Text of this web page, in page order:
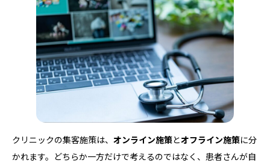
クリニックの集客施策は、 オンライン施策とオフライン施策に分
かれます。どちらか一方だけで考えるのではなく、患者さんが自